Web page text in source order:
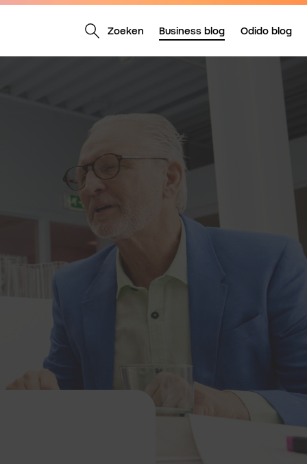
Zoeken Business blog Odido blog